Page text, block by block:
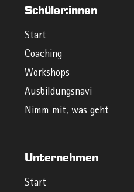
Schüler:innen
Start
Coaching
Workshops
Ausbildungsnavi
Nimm mit, was geht
Unternehmen
Start